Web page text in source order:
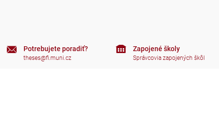
Potrebujete poradiť?
theses@fi.muni.cz
Zapojené školy
Správcovia zapojených škôl